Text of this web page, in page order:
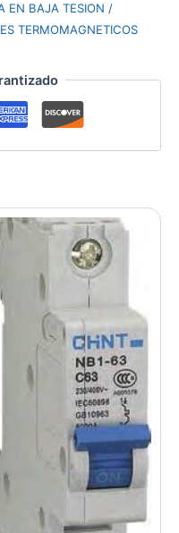
EN BAJA TESION /
TERMOMAGNETICOS